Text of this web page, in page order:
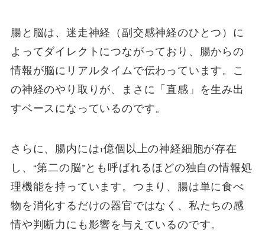
腸と脳は、迷走神経（副交感神経のひとつ）に
よってダイレクトにつながっており、腸からの
情報が脳にリアルタイムで伝わっています。こ
の神経のやり取りが、まさに「直感」を生み出
すベースになっているのです。
さらに、腸内には1億個以上の神経細胞が存在
し、“第二の脳”とも呼ばれるほどの独自の情報処
理機能を持っています。つまり、腸は単に食べ
物を消化するだけの器官ではなく、私たちの感
情や判断力にも影響を与えているのです。